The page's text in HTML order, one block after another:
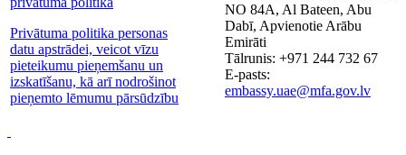
Privātuma politika personas
datu apstrādei, veicot vīzu
pieteikumu pieņemšanu un
izskatīšanu, kā arī nodrošinot
pieņemto lēmumu pārsūdzību
NO 84A, Al Bateen, Abu
Dabī, Apvienotie Arābu
Emirāti
Tālrunis: +971 244 732 67
E-pasts:
embassy.uae@mfa.gov.lv